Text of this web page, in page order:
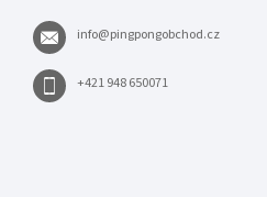
info@pingpongobchod.cz
+421 948 650071